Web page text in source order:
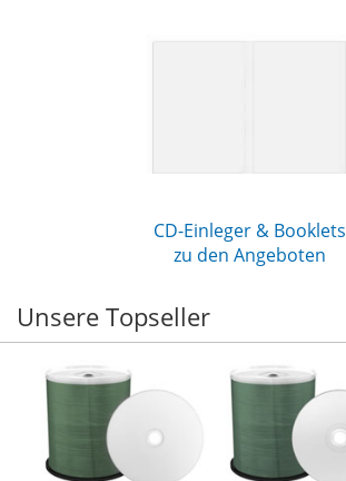
CD-Einleger & Booklets
zu den Angeboten
Unsere Topseller